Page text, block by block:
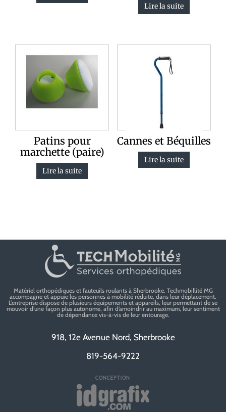
Lire la suite
Patins pour
marchette (paire)
Lire la suite
Cannes et Béquilles
Lire la suite
Matériel orthopédiques et fauteuils roulants à Sherbrooke. Techmobillité MG
accompagne et appuie les personnes à mobilité réduite, dans leur déplacement.
L’entreprise dispose de plusieurs équipements et appareils, leur permettant de se
mouvoir d’une façon plus autonome, afin d’amoindrir au maximum, leur sentiment
de dépendance vis-à-vis de leur entourage.
918, 12e Avenue Nord, Sherbrooke
819-564-9222